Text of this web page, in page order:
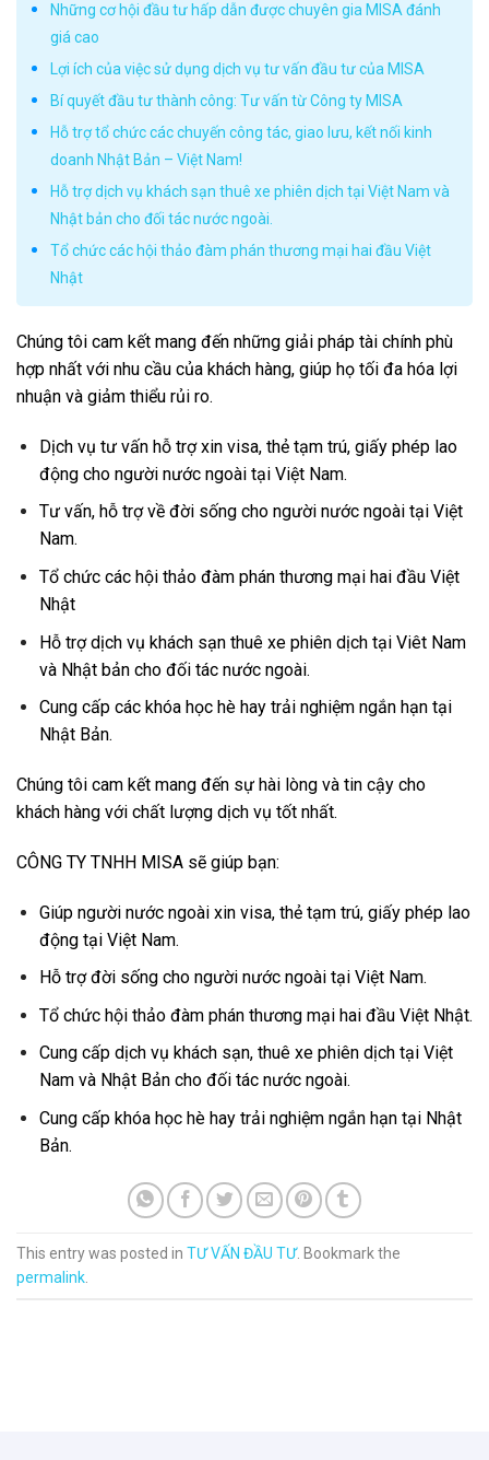
Những cơ hội đầu tư hấp dẫn được chuyên gia MISA đánh
giá cao
Lợi ích của việc sử dụng dịch vụ tư vấn đầu tư của MISA
Bí quyết đầu tư thành công: Tư vấn từ Công ty MISA
Hỗ trợ tổ chức các chuyến công tác, giao lưu, kết nối kinh
doanh Nhật Bản – Việt Nam!
Hỗ trợ dịch vụ khách sạn thuê xe phiên dịch tại Việt Nam và
Nhật bản cho đối tác nước ngoài.
Tổ chức các hội thảo đàm phán thương mại hai đầu Việt
Nhật
Chúng tôi cam kết mang đến những giải pháp tài chính phù
hợp nhất với nhu cầu của khách hàng, giúp họ tối đa hóa lợi
nhuận và giảm thiểu rủi ro.
Dịch vụ tư vấn hỗ trợ xin visa, thẻ tạm trú, giấy phép lao
động cho người nước ngoài tại Việt Nam.
Tư vấn, hỗ trợ về đời sống cho người nước ngoài tại Việt
Nam.
Tổ chức các hội thảo đàm phán thương mại hai đầu Việt
Nhật
Hỗ trợ dịch vụ khách sạn thuê xe phiên dịch tại Viêt Nam
và Nhật bản cho đối tác nước ngoài.
Cung cấp các khóa học hè hay trải nghiệm ngắn hạn tại
Nhật Bản.
Chúng tôi cam kết mang đến sự hài lòng và tin cậy cho
khách hàng với chất lượng dịch vụ tốt nhất.
CÔNG TY TNHH MISA sẽ giúp bạn:
Giúp người nước ngoài xin visa, thẻ tạm trú, giấy phép lao
động tại Việt Nam.
Hỗ trợ đời sống cho người nước ngoài tại Việt Nam.
Tổ chức hội thảo đàm phán thương mại hai đầu Việt Nhật.
Cung cấp dịch vụ khách sạn, thuê xe phiên dịch tại Việt
Nam và Nhật Bản cho đối tác nước ngoài.
Cung cấp khóa học hè hay trải nghiệm ngắn hạn tại Nhật
Bản.
This entry was posted in TƯ VẤN ĐẦU TƯ. Bookmark the
permalink